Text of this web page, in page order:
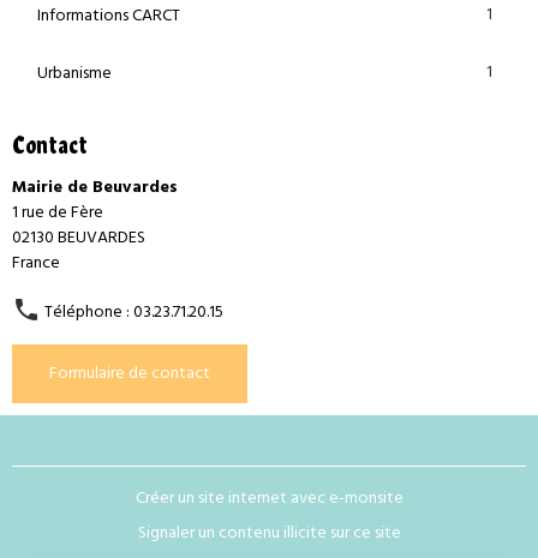
Informations CARCT 1
Urbanisme 1
Contact
Mairie de Beuvardes
1 rue de Fère
02130 BEUVARDES
France
Téléphone : 03.23.71.20.15
Formulaire de contact
Créer un site internet avec e-monsite
Signaler un contenu illicite sur ce site